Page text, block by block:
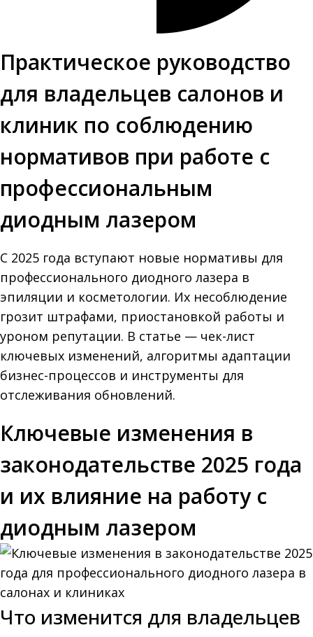
Практическое руководство
для владельцев салонов и
клиник по соблюдению
нормативов при работе с
профессиональным
диодным лазером
С 2025 года вступают новые нормативы для
профессионального диодного лазера в
эпиляции и косметологии. Их несоблюдение
грозит штрафами, приостановкой работы и
уроном репутации. В статье — чек-лист
ключевых изменений, алгоритмы адаптации
бизнес-процессов и инструменты для
отслеживания обновлений.
Ключевые изменения в
законодательстве 2025 года
и их влияние на работу с
диодным лазером
Что изменится для владельцев